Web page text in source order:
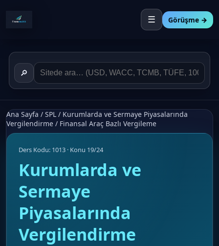
☰ Görüşme →
🔎
Ana Sayfa / SPL / Kurumlarda ve Sermaye Piyasalarında
Vergilendirme / Finansal Araç Bazlı Vergileme
Ders Kodu: 1013 · Konu 19/24
Kurumlarda ve
Sermaye
Piyasalarında
Vergilendirme